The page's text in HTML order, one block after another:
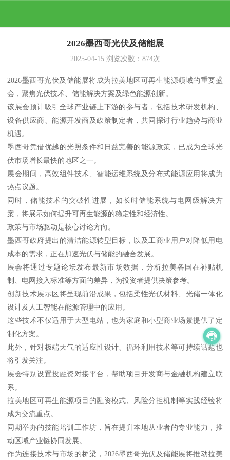
2026墨西哥光伏及储能展
2025-04-15浏览次数： 874次
2026墨西哥光伏及储能展将成为拉美地区可再生能源领域的重要盛
会，聚焦光伏技术、储能解决方案及绿色能源创新。
该展会预计吸引全球产业链上下游的参与者，包括技术研发机构、
设备供应商、能源开发商及政策制定者，共同探讨行业趋势与商业
机遇。
墨西哥凭借优越的光照条件和日益完善的能源政策，已成为全球光
伏市场增长最快的地区之一。
展会期间，高效组件技术、智能运维系统及分布式能源应用将成为
热点议题。
同时，储能技术的突破性进展，如长时储能系统与电网级解决方
案，将展示如何提升可再生能源的稳定性和经济性。
政策与市场驱动是核心讨论方向。
墨西哥政府提出的清洁能源转型目标，以及工商业用户对降低用电
成本的需求，正在加速光伏与储能的融合发展。
展会将通过专题论坛发布最新市场数据，分析拉美各国在补贴机
制、电网接入标准等方面的差异，为投资者提供决策参考。
创新技术展示区将呈现前沿成果，包括柔性光伏材料、光储一体化
设计及人工智能在能源管理中的应用。
这些技术不仅适用于大型电站，也为家庭和小型商业场景提供了定
制化方案。
此外，针对极端天气的适应性设计、循环利用技术等可持续话题也
将引发关注。
展会特别设置投融资对接平台，帮助项目开发商与金融机构建立联
系。
拉美地区可再生能源项目的融资模式、风险分担机制等实践经验将
成为交流重点。
同期举办的技能培训工作坊，旨在提升本地从业者的专业能力，推
动区域产业链协同发展。
作为连接技术与市场的桥梁，2026墨西哥光伏及储能展将推动拉美